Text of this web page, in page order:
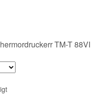
TM-T 88VI